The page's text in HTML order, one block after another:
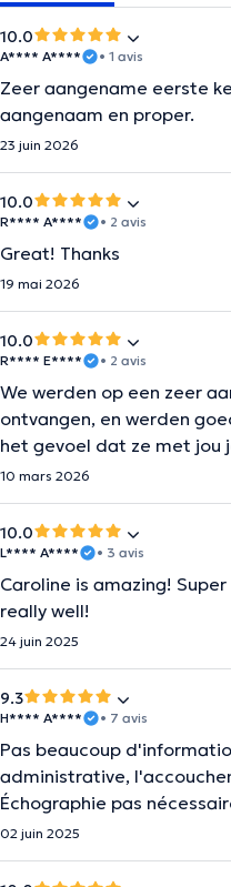
10.0
A**** A**** • 1 avis
Zeer aangename eerste
aangenaam en proper.
23 juin 2026
10.0
R**** A**** • 2 avis
Great! Thanks
19 mai 2026
10.0
R**** E**** • 2 avis
We werden op een zeer
ontvangen, en werden
het gevoel dat ze met jou
10 mars 2026
10.0
L**** A**** • 3 avis
Caroline is amazing!
really well!
24 juin 2025
9.3
H**** A**** • 7 avis
Pas beaucoup
administrative,
Échographie pas
02 juin 2025